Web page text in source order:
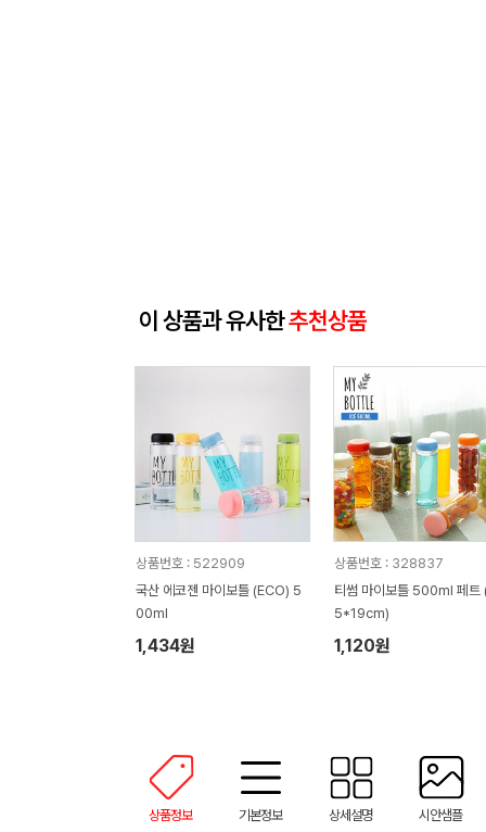
이 상품과 유사한추천상품
상품번호 : 522909
국산 에코젠 마이보틀 (ECO) 5
00ml
1,434원
상품번호 : 328837
티썸 마이보틀 500ml 페트
5*19cm)
1,120원
상품정보 기본정보 상세설명 시안샘플